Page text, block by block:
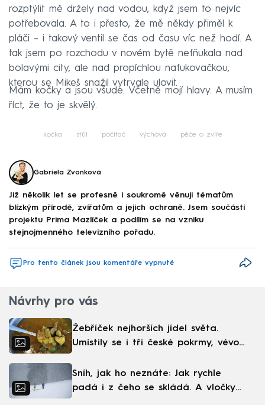
rozptýlit mě držely nad vodou, když jsem to nejvíc
potřebovala. A to i přesto, že mě někdy přiměl k
pláči – i takový ventil se čas od času víc než hodí. A
tak jsem po rozchodu v novém bytě nefňukala nad
bolavými city, ale nad propíchlou nafukovačkou,
kterou se Mikeš snažil vytrvale ulovit.
Mám kočky a jsou všude. Včetně mojí hlavy. A musím
říct, že to je skvělý.
kočka stůl počítač výchova péče o zvíře
Gabriela Zvonková
Již několik let se profesně i soukromě věnuji tématům
blízkým přírodě, zvířatům a jejich ochraně. Jsem součástí
projektu Prima Mazlíček a podílím se na vzniku
stejnojmenného televizního pořadu.
Pro tento článek jsou komentáře vypnuté
Návrhy pro vás
Žebříček nejhorších jídel světa.
Umístily se i tři české pokrmy, vévodí
Sníh, jak ho neznáte: Jak rychle
padá i z čeho se skládá. A vločky